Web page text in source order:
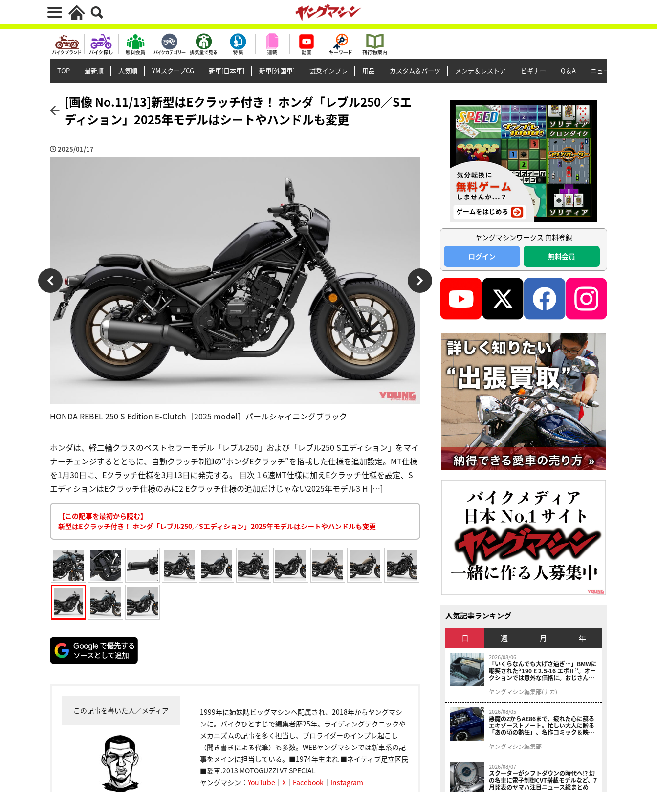
TOP 最新順 人気順 YMスクープCG 新車[日本車] 新車[外国車] 試乗インプレ 用品 カスタム＆パーツ メンテ＆レストア ビギナー Q＆A ニュース＆トピックス
[画像 No.11/13]新型はEクラッチ付き！ ホンダ「レブル250／Sエ
ディション」2025年モデルはシートやハンドルも変更
2025/01/17
HONDA REBEL 250 S Edition E-Clutch［2025 model］パールシャイニングブラック
ホンダは、軽二輪クラスのベストセラーモデル「レブル250」および「レブル250 Sエディション」をマイ
ナーチェンジするとともに、自動クラッチ制御の“ホンダEクラッチ”を搭載した仕様を追加設定。MT仕様
を1月30日に、Eクラッチ仕様を3月13日に発売する。 目次 1 6速MT仕様に加えEクラッチ仕様を設定、S
エディションはEクラッチ仕様のみに2 Eクラッチ仕様の追加だけじゃない2025年モデル3 H […]
【この記事を最初から読む】
新型はEクラッチ付き！ ホンダ「レブル250／Sエディション」2025年モデルはシートやハンドルも変更
この記事を書いた人／メディア
1999年に姉妹誌ビッグマシンへ配属され、2018年からヤングマシ
ンに。バイクひとすじで編集者歴25年。ライディングテクニックや
メカニズムの記事を多く担当し、プロライダーのインプレ起こし
（聞き書きによる代筆）も多数。WEBヤングマシンでは新車系の記
事をメインに担当している。■1974年生まれ ■ネイティブ足立区民
■愛車:2013 MOTOGUZZI V7 SPECIAL
ヤングマシン： YouTube｜ X｜ Facebook ｜ Instagram
ヤングマシンワークス 無料登録
ログイン
無料会員
人気記事ランキング
日 週 月 年
2026/08/06
「いくらなんでも大げさ過ぎ…」BMWに
嘲笑された“190 E 2.5-16 エボⅡ”。オー
クションでは意外な価格に。おじさん達
ヤングマシン編集部(ナカ)
2026/08/05
悪魔のZからAE86まで、疲れた心に蘇る
エキゾーストノート。忙しい大人に贈る
「あの頃の熱狂」、名作コミック＆映画
結！
ヤングマシン編集部
2026/08/07
スクーターがシフトダウンの時代へ!? 幻
の名車に電子制御CVT搭載モデルなど、7
月発表のヤマハ注目ニュース総まとめ